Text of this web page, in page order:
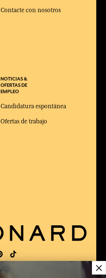
Contacte con nosotros
NOTICIAS &
OFERTAS DE
EMPLEO
Candidatura espontánea
Ofertas de trabajo
×